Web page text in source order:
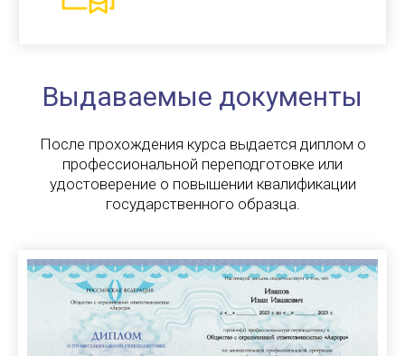
Выдаваемые документы
После прохождения курса выдается диплом о
профессиональной переподготовке или
удостоверение о повышении квалификации
государственного образца.